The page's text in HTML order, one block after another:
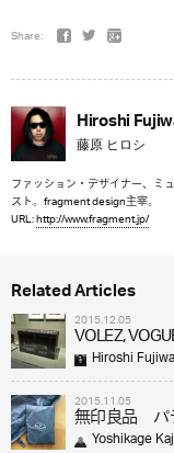
Share:
Hiroshi
藤原 ヒロシ
ファッション・デザイナー、ミ
スト。fragment design主宰。
URL:http://www.fragment.jp/
Related Articles
2015.12.05
VOLEZ,
Hiroshi
2015.11.05
無印良品 パ
Yoshikage